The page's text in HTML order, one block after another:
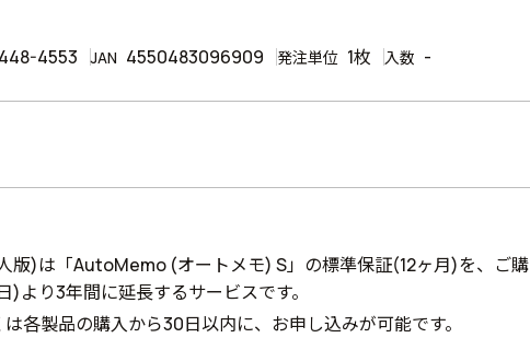
448-4553 JAN 4550483096909 発注単位 1枚 入数 -
版)は「AutoMemo (オートメモ) S」の標準保証(12ヶ月)を、ご購
より3年間に延長するサービスです。
各製品の購入から30日以内に、お申し込みが可能です。